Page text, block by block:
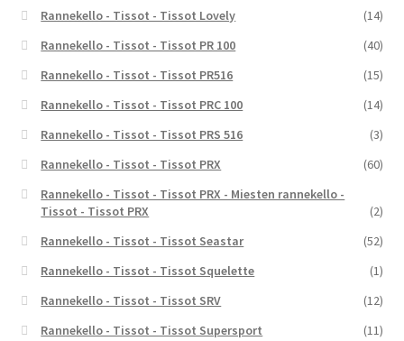
Rannekello - Tissot - Tissot Lovely
(14)
Rannekello - Tissot - Tissot PR 100
(40)
Rannekello - Tissot - Tissot PR516
(15)
Rannekello - Tissot - Tissot PRC 100
(14)
Rannekello - Tissot - Tissot PRS 516
(3)
Rannekello - Tissot - Tissot PRX
(60)
Rannekello - Tissot - Tissot PRX - Miesten rannekello -
Tissot - Tissot PRX
(2)
Rannekello - Tissot - Tissot Seastar
(52)
Rannekello - Tissot - Tissot Squelette
(1)
Rannekello - Tissot - Tissot SRV
(12)
Rannekello - Tissot - Tissot Supersport
(11)